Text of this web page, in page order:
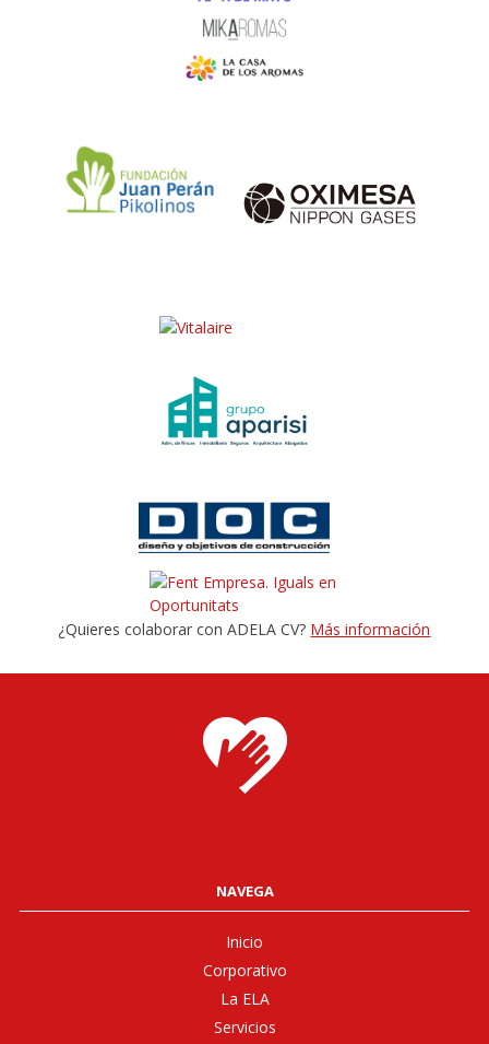
¿Quieres colaborar con ADELA CV? Más información
NAVEGA
Inicio
Corporativo
La ELA
Servicios